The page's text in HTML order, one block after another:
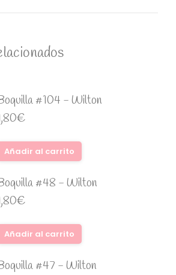
#104 - Wilton
€
Añadir al carrito
#48 - Wilton
€
Añadir al carrito
#47 - Wilton